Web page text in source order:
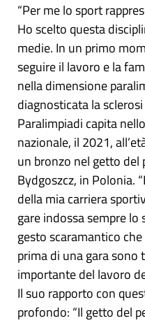
“Per me lo sport
Ho scelto questa
medie. In un primo
seguire il lavoro e la
nella dimensione
diagnosticata la
Paralimpiadi capita
nazionale, il 2021,
un bronzo nel getto del
Bydgoszcz, in Polonia.
della mia carriera
gare indossa sempre lo
gesto scaramantico
prima di una gara sono
importante del lavoro
Il suo rapporto con
profondo: “Il getto del